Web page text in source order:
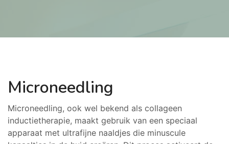
Microneedling
Microneedling, ook wel bekend als collageen
inductietherapie, maakt gebruik van een speciaal
apparaat met ultrafijne naaldjes die minuscule